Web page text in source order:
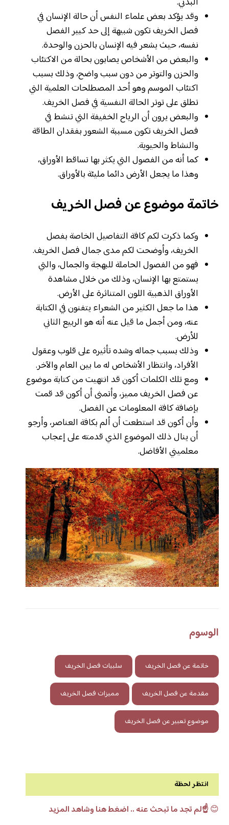
وقد يؤكد بعض علماء النفس أن حالة الإنسان في
فصل الخريف تكون شبيهة إلى حد كبير الفصل
نفسه، حيث يشعر فيه الإنسان بالحزن والوحدة.
والبعض من الأشخاص يصابون بحالة من الاكتئاب
والحزن والتوتر من دون سبب واضح، وذلك بسبب
اكتئاب الموسم وهو أحد المصطلحات العلمية التي
تطلق على توتر الحالة النفسية في فصل الخريف.
والبعض يرون أن الرياح الخفيفة التي تنشط في
فصل الخريف تكون مسببة الشعور بفقدان الطاقة
والنشاط والحيوية.
كما أنه من الفصول التي يكثر بها تساقط الأوراق،
وهذا ما يجعل الأرض دائما مليئة بالأوراق.
خاتمة موضوع عن فصل الخريف
وكما ذكرت لكم كافة التفاصيل الخاصة بفصل
الخريف، وأوضحت لكم مدى جمال فصل الخريف.
فهو من الفصول الحاملة للبهجة والجمال، والتي
يستمتع بها الإنسان، وذلك من خلال مشاهدة
الأوراق الذهبية اللون المتناثرة على الأرض.
هذا ما جعل الكثير من الشعراء يتفنون في الكتابة
عنه، ومن أجمل ما قيل عنه أنه هو الربيع الثاني
للأرض.
وذلك بسبب جماله وشده تأثيره على قلوب وعقول
الأفراد، وانتظار الأشخاص له ما بين العام والآخر.
ومع تلك الكلمات أكون قد انتهيت من كتابة موضوع
عن فصل الخريف مميز، وأتمنى أن أكون قد قمت
بإضافة كافة المعلومات عن الفصل.
وأن أكون قد استطعت أن ألم بكافة العناصر، وأرجو
أن ينال ذلك الموضوع الذي قدمته على إعجاب
معلميني الأفاضل.
الوسوم
خاتمة عن فصل الخريف سلبيات فصل الخريف
مقدمة عن فصل الخريف مميزات فصل الخريف
موضوع تعبير عن فصل الخريف
انتظر لحظة
😊☝️لم تجد ما تبحث عنه .. اضغط هنا وشاهد المزيد